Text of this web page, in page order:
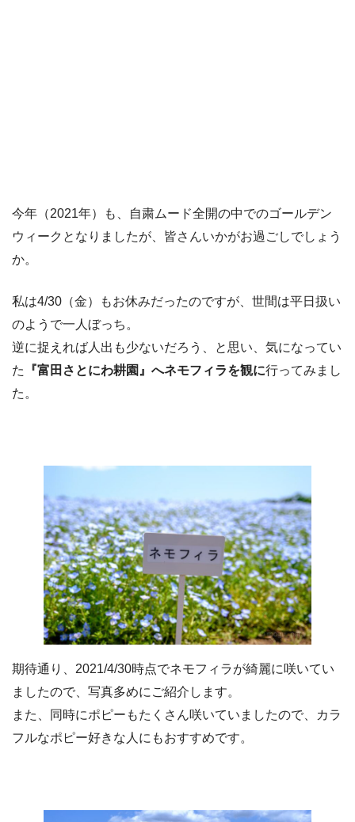
今年（2021年）も、自粛ムード全開の中でのゴールデン
ウィークとなりましたが、皆さんいかがお過ごしでしょう
か。
私は4/30（金）もお休みだったのですが、世間は平日扱い
のようで一人ぼっち。
逆に捉えれば人出も少ないだろう、と思い、気になってい
た
『富田さとにわ耕園』へネモフィラを観に行ってみまし
た。
期待通り、2021/4/30時点でネモフィラが綺麗に咲いてい
ましたので、写真多めにご紹介します。
また、同時にポピーもたくさん咲いていましたので、カラ
フルなポピー好きな人にもおすすめです。